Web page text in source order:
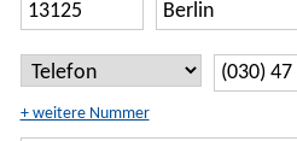
+ weitere Nummer